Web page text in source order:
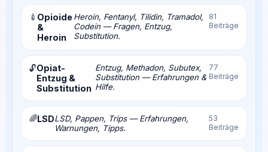
💉 Opioide
&
Heroin
Heroin, Fentanyl, Tilidin, Tramadol,
Codein — Fragen, Entzug,
Substitution.
81
Beiträge
🔓Opiat-
Entzug &
Substitution
Entzug, Methadon, Subutex,
Substitution — Erfahrungen &
Hilfe.
77
Beiträge
🌈LSDLSD, Pappen, Trips — Erfahrungen,
Warnungen, Tipps.
53
Beiträge